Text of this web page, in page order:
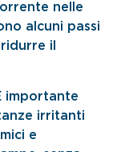
nelle
alcuni passi
il
importante
irritanti
e